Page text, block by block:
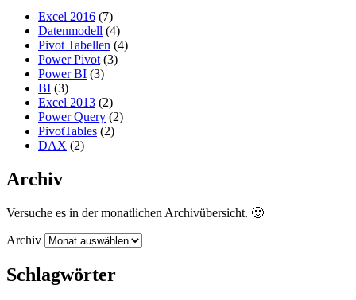
Excel 2016 (7)
Datenmodell (4)
Pivot Tabellen (4)
Power Pivot (3)
Power BI (3)
BI (3)
Excel 2013 (2)
Power Query (2)
PivotTables (2)
DAX (2)
Archiv
Versuche es in der monatlichen Archivübersicht. 🙂
Archiv
Schlagwörter